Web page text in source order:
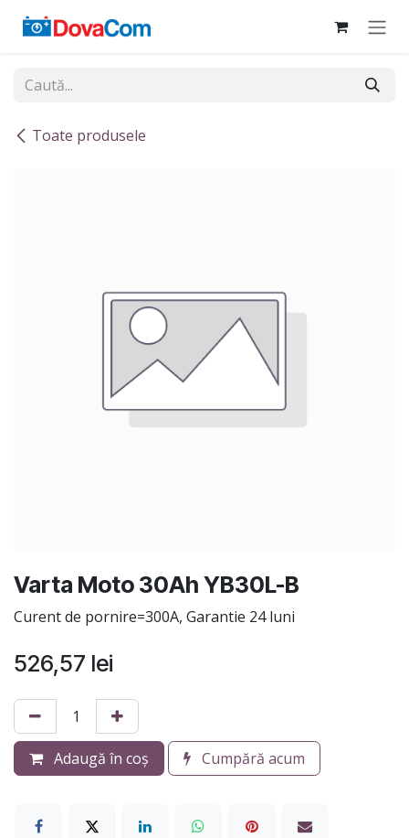
Toate produsele
Varta Moto 30Ah YB30L-B
Curent de pornire=300A, Garantie 24 luni
526,57 lei
Adaugă în coș Cumpără acum